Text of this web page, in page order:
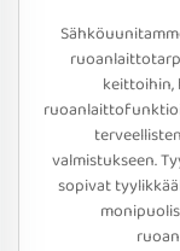
keittoihin,
valmistukseen.
sopivat